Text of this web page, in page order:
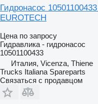
Гидронасос
EUROTECH
Цена по запросу
Гидравлика - гидронасос
10501100433
Италия, Vicenza, Thiene
Trucks Italiana Spareparts
Связаться с продавцом